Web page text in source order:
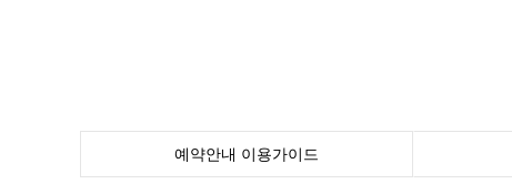
예약안내 이용가이드